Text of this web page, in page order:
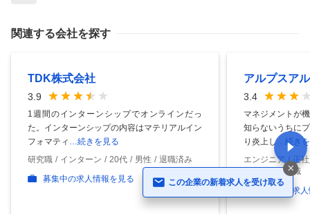
関連する会社を探す
TDK株式会社
3.9
1週間のインターンシップでオンラインだっ
た。インターンシップの内容はマテリアルイン
フォマティ …続きを見る
研究職
インターン 20代 男性
退職済み
募集中の求人情報を見る
アルプスア
3.4
マネジメントが
知らないうちに
り炎上し…続き
エンジニア
正
現職
募集中の求
この企業の新着求人を受け取る